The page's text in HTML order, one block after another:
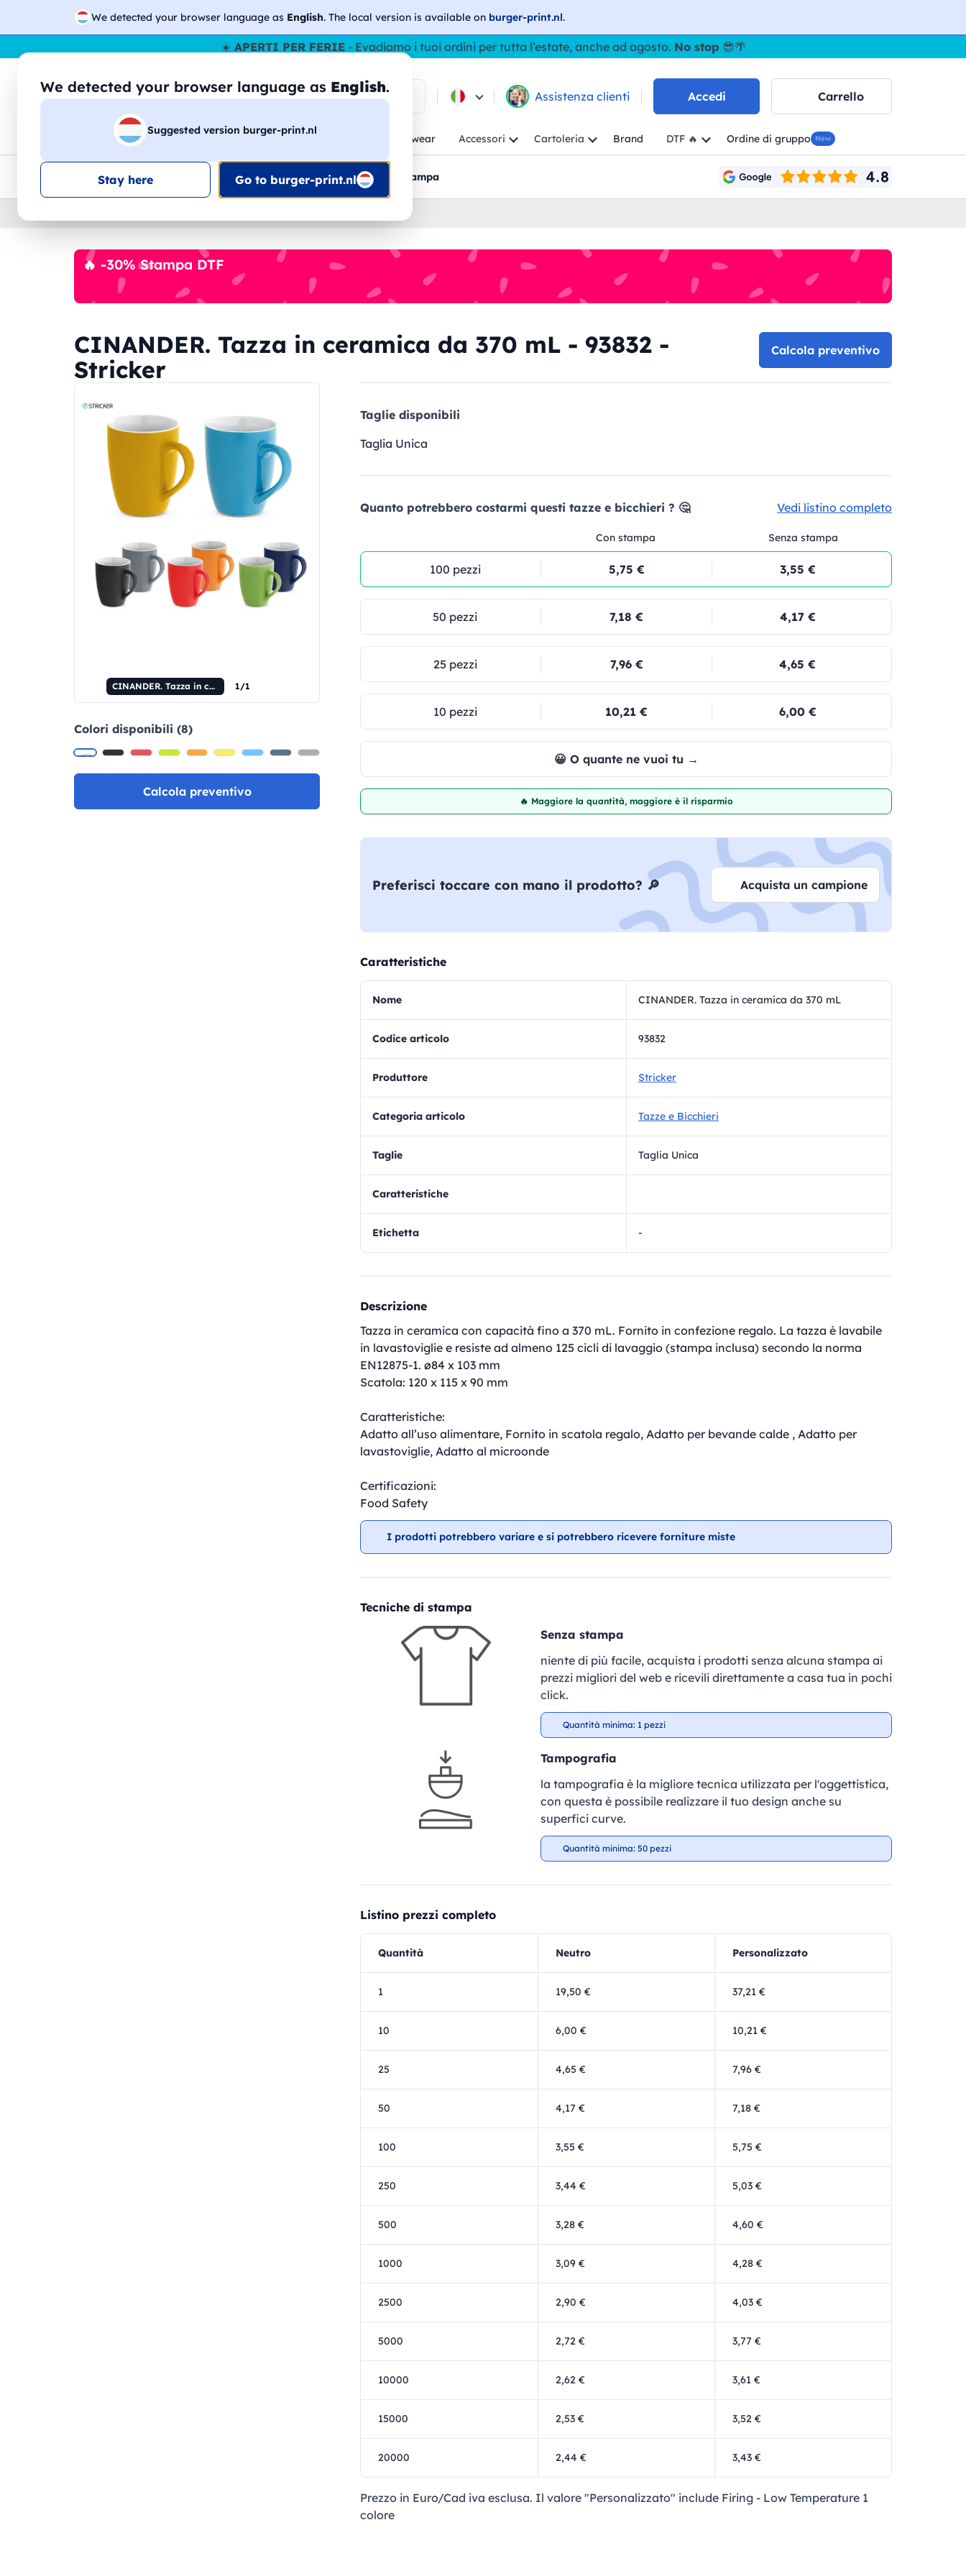
We detected your browser language as English. The local version is available on burger-print.nl.
We detected your browser language as English.
Suggested version burger-print.nl
Stay here Go to burger-print.nl
☀️ APERTI PER FERIE- Evadiamo i tuoi ordini per tutta l’estate, anche ad agosto. No stop 😎🌴
🔎 Cerca tra i prodotti Assistenza clienti Accedi Carrello
Magliette Felpe Uomo Donna Workwear Accessori Cartoleria Brand DTF 🔥 Ordine di gruppo New
Consegna gratis Sconti quantitàAssistenza clientiBozzetti pre-stampa
🔥 -30% Stampa DTF
CINANDER. Tazza in ceramica da 370 mL - 93832 -
Stricker
Calcola preventivo
CINANDER. Tazza in ceramica da 370 mL 1/1
Colori disponibili (8)
Calcola preventivo
Taglie disponibili
Taglia Unica
Quanto potrebbero costarmi questi tazze e bicchieri ? 🤔 Vedi listino completo
Con stampa Senza stampa
100 pezzi 5,75 € 3,55 €
50 pezzi 7,18 € 4,17 €
25 pezzi 7,96 € 4,65 €
10 pezzi 10,21 € 6,00 €
😀 O quante ne vuoi tu →
🔥 Maggiore la quantità, maggiore è il risparmio
Preferisci toccare con mano il prodotto? 🔎 Acquista un campione
Caratteristiche
Nome CINANDER. Tazza in ceramica da 370 mL
Codice articolo 93832
Produttore Stricker
Categoria articolo Tazze e Bicchieri
Taglie Taglia Unica
Caratteristiche
Etichetta -
Descrizione
Tazza in ceramica con capacità fino a 370 mL. Fornito in confezione regalo. La tazza è lavabile
in lavastoviglie e resiste ad almeno 125 cicli di lavaggio (stampa inclusa) secondo la norma
EN12875-1. ø84 x 103 mm
Scatola: 120 x 115 x 90 mm
Caratteristiche:
Adatto all’uso alimentare, Fornito in scatola regalo, Adatto per bevande calde , Adatto per
lavastoviglie, Adatto al microonde
Certificazioni:
Food Safety
I prodotti potrebbero variare e si potrebbero ricevere forniture miste
Tecniche di stampa
Senza stampa
niente di più facile, acquista i prodotti senza alcuna stampa ai
prezzi migliori del web e ricevili direttamente a casa tua in pochi
click.
Quantità minima: 1 pezzi
Tampografia
la tampografia è la migliore tecnica utilizzata per l'oggettistica,
con questa è possibile realizzare il tuo design anche su
superfici curve.
Quantità minima: 50 pezzi
Listino prezzi completo
Quantità Neutro Personalizzato
1 19,50 € 37,21 €
10 6,00 € 10,21 €
25 4,65 € 7,96 €
50 4,17 € 7,18 €
100 3,55 € 5,75 €
250 3,44 € 5,03 €
500 3,28 € 4,60 €
1000 3,09 € 4,28 €
2500 2,90 € 4,03 €
5000 2,72 € 3,77 €
10000 2,62 € 3,61 €
15000 2,53 € 3,52 €
20000 2,44 € 3,43 €
Prezzo in Euro/Cad iva esclusa. Il valore "Personalizzato" include Firing - Low Temperature 1
colore